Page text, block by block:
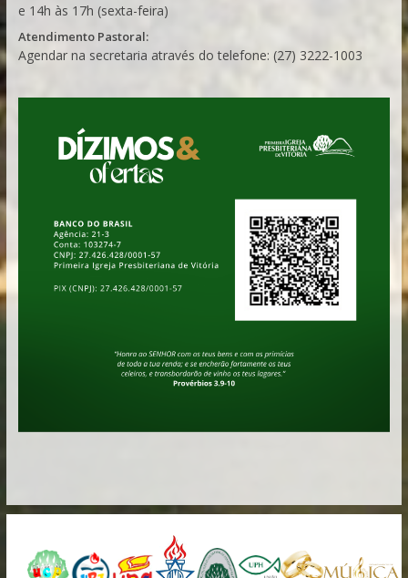
e 14h às 17h (sexta-feira)
Atendimento Pastoral:
Agendar na secretaria através do telefone: (27) 3222-1003